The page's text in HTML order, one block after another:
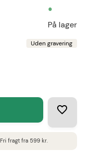
•
På lager
Uden gravering
Fri fragt fra 599 kr.